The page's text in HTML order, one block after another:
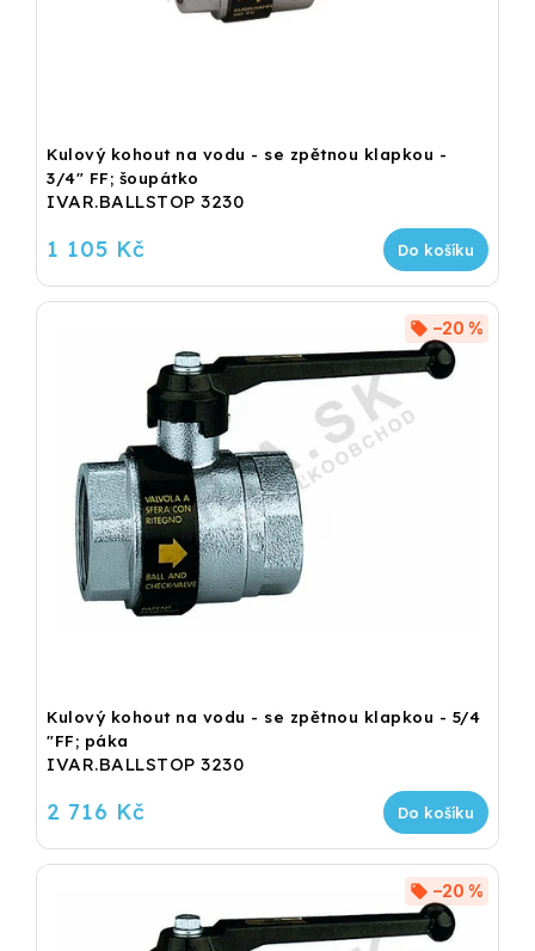
Kulový kohout na vodu - se zpětnou klapkou -
3/4" FF; šoupátko
IVAR.BALLSTOP 3230
1 105 Kč Do košíku
Kulový kohout na vodu - se zpětnou klapkou - 5/4
"FF; páka
IVAR.BALLSTOP 3230
–20 %
2 716 Kč Do košíku
–20 %